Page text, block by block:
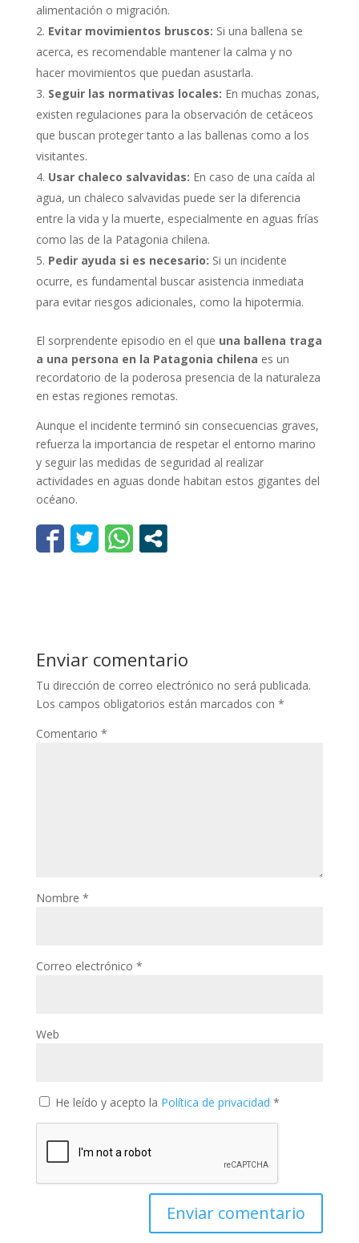
alimentación o migración.
Evitar movimientos bruscos: Si una ballena se
acerca, es recomendable mantener la calma y no
hacer movimientos que puedan asustarla.
Seguir las normativas locales: En muchas zonas,
existen regulaciones para la observación de cetáceos
que buscan proteger tanto a las ballenas como a los
visitantes.
Usar chaleco salvavidas: En caso de una caída al
agua, un chaleco salvavidas puede ser la diferencia
entre la vida y la muerte, especialmente en aguas frías
como las de la Patagonia chilena.
Pedir ayuda si es necesario: Si un incidente
ocurre, es fundamental buscar asistencia inmediata
para evitar riesgos adicionales, como la hipotermia.
El sorprendente episodio en el que una ballena traga
a una persona en la Patagonia chilena es un
recordatorio de la poderosa presencia de la naturaleza
en estas regiones remotas.
Aunque el incidente terminó sin consecuencias graves,
refuerza la importancia de respetar el entorno marino
y seguir las medidas de seguridad al realizar
actividades en aguas donde habitan estos gigantes del
océano.
Enviar comentario
Tu dirección de correo electrónico no será publicada.
Los campos obligatorios están marcados con *
Comentario *
Nombre *
Correo electrónico *
Web
He leído y acepto la Política de privacidad *